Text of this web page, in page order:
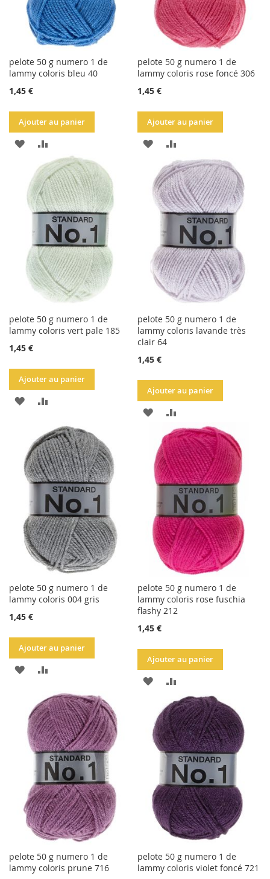
pelote 50 g numero 1 de
lammy coloris bleu 40
1,45 €
Ajouter au panier
AJOUTER
LA
LISTE
D'ACHATS
AU
COMPARATEUR
pelote 50 g numero 1 de
lammy coloris rose foncé 306
1,45 €
Ajouter au panier
AJOUTER
LA
LISTE
D'ACHATS
AU
COMPARATEUR
pelote 50 g numero 1 de
lammy coloris vert pale 185
1,45 €
Ajouter au panier
AJOUTER
LA
LISTE
D'ACHATS
COMPARATEUR
pelote 50 g numero 1 de
lammy coloris lavande très
clair 64
1,45 €
Ajouter au panier
AJOUTER
LA
LISTE
D'ACHATS
AU
COMPARATEUR
pelote 50 g numero 1 de
lammy coloris 004 gris
1,45 €
Ajouter au panier
AJOUTER
LA
LISTE
D'ACHATS
COMPARATEUR
pelote 50 g numero 1 de
lammy coloris rose fuschia
flashy 212
1,45 €
Ajouter au panier
AJOUTER
LA
LISTE
D'ACHATS
AU
COMPARATEUR
pelote 50 g numero 1 de
lammy coloris prune 716
pelote 50 g numero 1 de
lammy coloris violet foncé 721